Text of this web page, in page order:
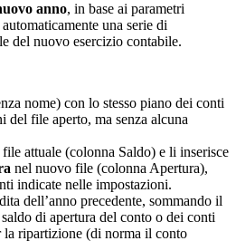
anno, in base ai parametri
una serie di
del nuovo esercizio contabile.
nome) con lo stesso piano dei conti
del file aperto, ma senza alcuna
attuale (colonna Saldo) e li inserisce
nel nuovo file (colonna Apertura),
indicate nelle impostazioni.
dell’anno precedente, sommando il
di apertura del conto o dei conti
ripartizione (di norma il conto